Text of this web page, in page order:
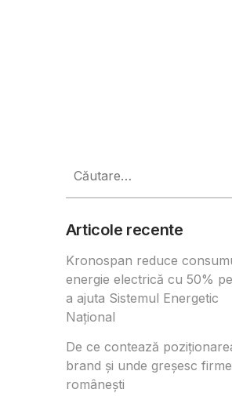
după:
Articole recente
Kronospan reduce
energie electrică cu 50%
a ajuta Sistemul Energetic
Național
De ce contează
brand și unde greșesc
românești